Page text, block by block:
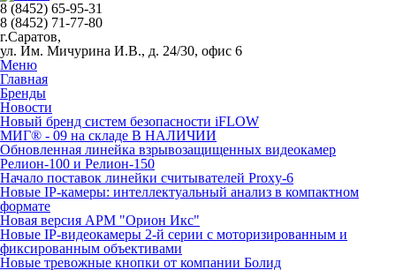
8 (8452) 65-95-31
8 (8452) 71-77-80
г.Саратов,
ул. Им. Мичурина И.В., д. 24/30, офис 6
Меню
Главная
Бренды
Новости
Новый бренд систем безопасности iFLOW
МИГ® - 09 на складе В НАЛИЧИИ
Обновленная линейка взрывозащищенных видеокамер
Релион-100 и Релион-150
Начало поставок линейки считывателей Proxy-6
Новые IP-камеры: интеллектуальный анализ в компактном
формате
Новая версия АРМ "Орион Икс"
Новые IP-видеокамеры 2-й серии с моторизированным и
фиксированным объективами
Новые тревожные кнопки от компании Болид